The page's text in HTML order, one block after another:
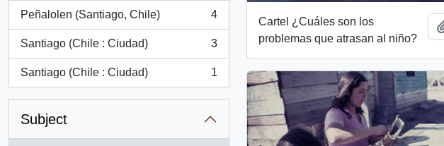
Peñalolen (Santiago, Chile)
, 4 results
4
Santiago (Chile : Ciudad)
, 3 results
3
Santiago (Chile : Ciudad)
, 1 results
1
Subject
Cartel ¿Cuáles son los
problemas que atrasan al niño?